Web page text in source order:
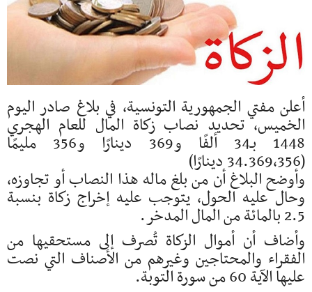
أعلن مفتي الجمهورية التونسية، في بلاغ صادر اليوم
الخميس، تحديد نصاب زكاة المال للعام الهجري
1448 بـ34 ألفًا و369 دينارًا و356 مليمًا
(34.369,356 دينارًا)
وأوضح البلاغ أن من بلغ ماله هذا النصاب أو تجاوزه،
وحال عليه الحول، يتوجب عليه إخراج زكاة بنسبة
2.5 بالمائة من المال المدخر.
وأضاف أن أموال الزكاة تُصرف إلى مستحقيها من
الفقراء والمحتاجين وغيرهم من الأصناف التي نصت
عليها الآية 60 من سورة التوبة.